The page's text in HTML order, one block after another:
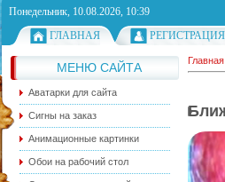
Понедельник, 10.08.2026, 10:39
ГЛАВНАЯ
РЕГИСТРАЦИЯ
МЕНЮ САЙТА
Аватарки для сайта
Сигны на заказ
Анимационные картинки
Обои на рабочий стол
Главная